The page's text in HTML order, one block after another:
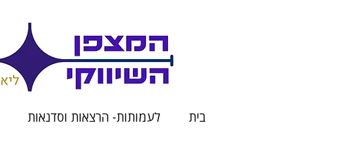
בית לעמותות- הרצאות וסדנאות